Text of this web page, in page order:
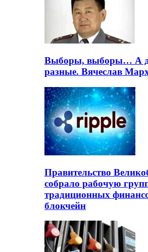
Выборы, выборы… А
разные. Вячеслав
Правительство
собрало рабочую
традиционных
блокчейн